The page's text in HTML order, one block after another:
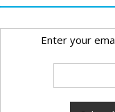
Enter your